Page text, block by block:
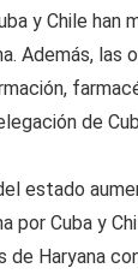
y Chile han
Además, las
de
estado
por Cuba y
de Haryana